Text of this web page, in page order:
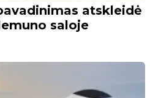
atskleidė
saloje